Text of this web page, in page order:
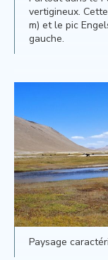
vertigineux.
m) et le pic
gauche.
Paysage